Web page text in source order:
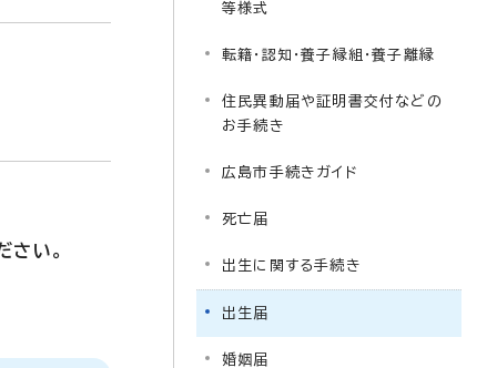
い。
等様式
転籍・認知・養子縁組・養子離縁
住民異動届や証明書交付などの
お手続き
広島市手続きガイド
死亡届
出生に関する手続き
出生届
婚姻届